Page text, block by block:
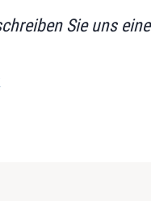
Sie uns eine